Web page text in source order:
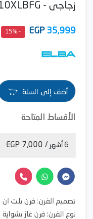
زجاجى - EL10XLBFG
35,999
EGP
- 15%
أضف إلى السلة
الأقساط المتاحة
6 أشهر / 7,000 EGP
تصميم الفرن: فرن بلت ان
نوع الفرن: فرن غاز بشواية